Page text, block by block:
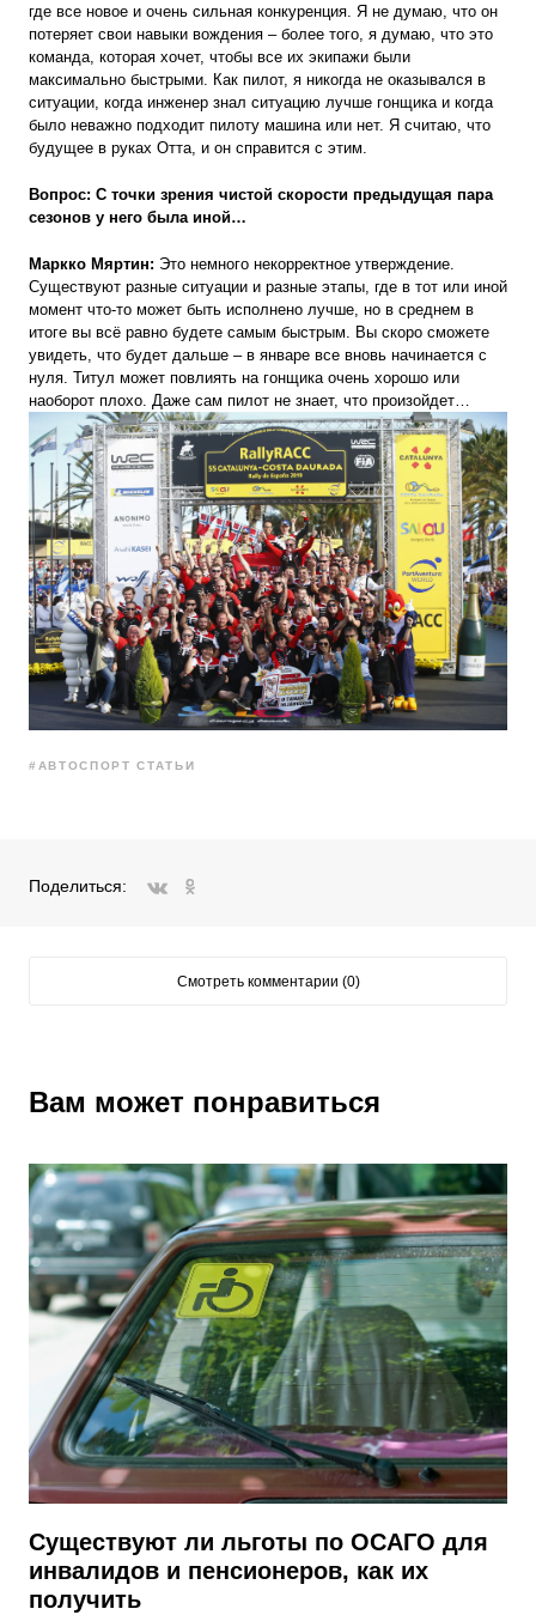
где все новое и очень сильная конкуренция. Я не думаю, что он
потеряет свои навыки вождения – более того, я думаю, что это
команда, которая хочет, чтобы все их экипажи были
максимально быстрыми. Как пилот, я никогда не оказывался в
ситуации, когда инженер знал ситуацию лучше гонщика и когда
было неважно подходит пилоту машина или нет. Я считаю, что
будущее в руках Отта, и он справится с этим.
Вопрос: С точки зрения чистой скорости предыдущая пара
сезонов у него была иной…
Маркко Мяртин: Это немного некорректное утверждение.
Существуют разные ситуации и разные этапы, где в тот или иной
момент что-то может быть исполнено лучше, но в среднем в
итоге вы всё равно будете самым быстрым. Вы скоро сможете
увидеть, что будет дальше – в январе все вновь начинается с
нуля. Титул может повлиять на гонщика очень хорошо или
наоборот плохо. Даже сам пилот не знает, что произойдет…
#АВТОСПОРТ СТАТЬИ
Поделиться:
ВКонтакте
Смотреть комментарии (0)
Вам может понравиться
Существуют ли льготы по ОСАГО для
инвалидов и пенсионеров, как их
получить